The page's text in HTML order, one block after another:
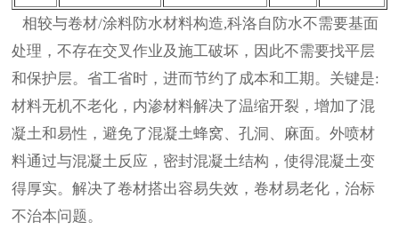
相较与卷材/涂料防水材料构造,科洛自防水不需要基面
处理，不存在交叉作业及施工破坏，因此不需要找平层
和保护层。省工省时，进而节约了成本和工期。关键是:
材料无机不老化，内渗材料解决了温缩开裂，增加了混
凝土和易性，避免了混凝土蜂窝、孔洞、麻面。外喷材
料通过与混凝土反应，密封混凝土结构，使得混凝土变
得厚实。解决了卷材搭出容易失效，卷材易老化，治标
不治本问题。